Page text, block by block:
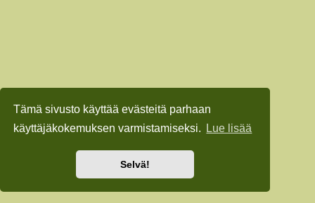
Tämä sivusto käyttää evästeitä parhaan
käyttäjäkokemuksen varmistamiseksi.
Lue lisää
Selvä!